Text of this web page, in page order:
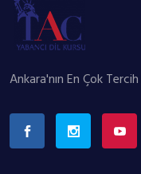
Ankara'nın En Çok